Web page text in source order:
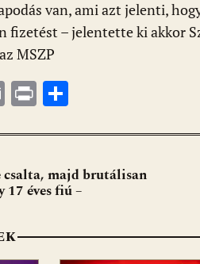
van, ami azt jelenti,
fizetést – jelentette ki akkor
MSZP
E
ai
l
Pr
t za
m
e
majd brutálisan
17 éves fiú –